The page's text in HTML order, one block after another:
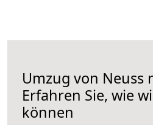
Umzug von Neuss
Erfahren Sie, wie
können